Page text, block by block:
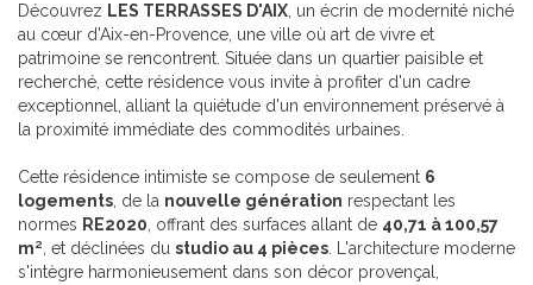
Découvrez LES TERRASSES D'AIX, un écrin de modernité niché
au cœur d'Aix-en-Provence, une ville où art de vivre et
patrimoine se rencontrent. Située dans un quartier paisible et
recherché, cette résidence vous invite à profiter d'un cadre
exceptionnel, alliant la quiétude d'un environnement préservé à
la proximité immédiate des commodités urbaines.
Cette résidence intimiste se compose de seulement 6
logements, de la nouvelle génération respectant les
normes RE2020, offrant des surfaces allant de 40,71 à 100,57
m², et déclinées du studio au 4 pièces. L'architecture moderne
s'intègre harmonieusement dans son décor provençal,